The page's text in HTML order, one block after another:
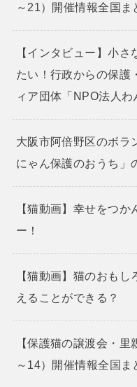
～21）開催情報全国ま
【インタビュー】小
たい！行政からの保護
ィア団体「NPO法人わ
大阪市阿倍野区のボラ
にゃん保護のおうち」
【猫動画】幸せをつ
ー！
【猫動画】猫のおも
えることができる？
【保護猫の譲渡会・
～14）開催情報全国ま